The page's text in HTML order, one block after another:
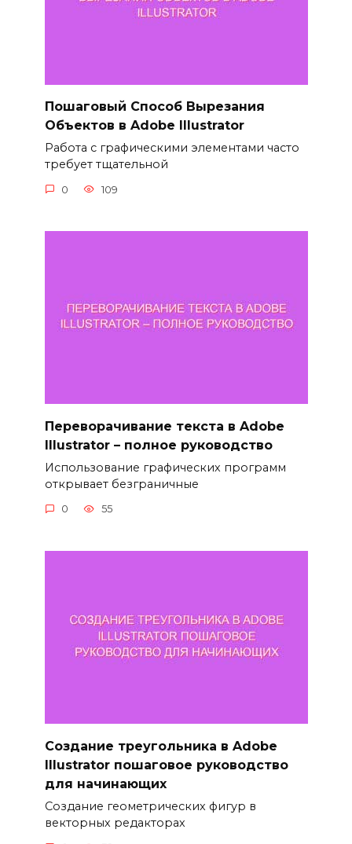
Пошаговый Способ Вырезания
Объектов в Adobe Illustrator
Работа с графическими элементами часто
требует тщательной
0 109
Переворачивание текста в Adobe
Illustrator – полное руководство
Использование графических программ
открывает безграничные
0 55
Создание треугольника в Adobe
Illustrator пошаговое руководство
для начинающих
Создание геометрических фигур в
векторных редакторах